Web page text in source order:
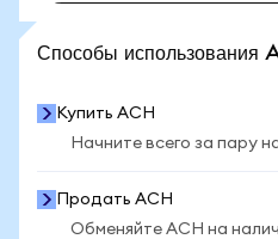
Способы
Купить ACH
Начните всего за пару
Продать ACH
Обменяйте ACH на